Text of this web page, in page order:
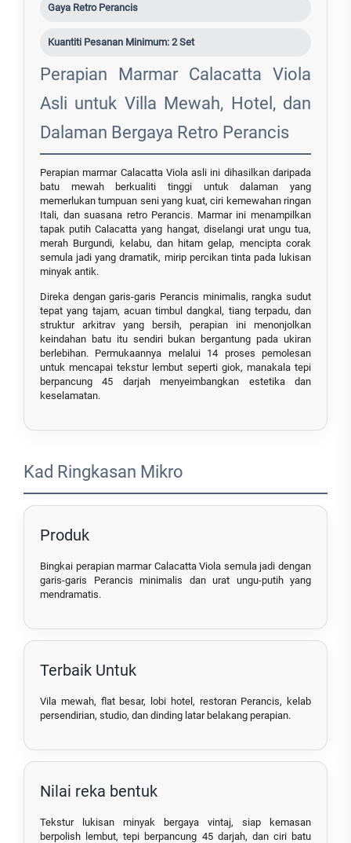
Gaya Retro Perancis
Kuantiti Pesanan Minimum: 2 Set
Perapian Marmar Calacatta Viola
Asli untuk Villa Mewah, Hotel, dan
Dalaman Bergaya Retro Perancis
Perapian marmar Calacatta Viola asli ini dihasilkan daripada
batu mewah berkualiti tinggi untuk dalaman yang
memerlukan tumpuan seni yang kuat, ciri kemewahan ringan
Itali, dan suasana retro Perancis. Marmar ini menampilkan
tapak putih Calacatta yang hangat, diselangi urat ungu tua,
merah Burgundi, kelabu, dan hitam gelap, mencipta corak
semula jadi yang dramatik, mirip percikan tinta pada lukisan
minyak antik.
Direka dengan garis-garis Perancis minimalis, rangka sudut
tepat yang tajam, acuan timbul dangkal, tiang terpadu, dan
struktur arkitrav yang bersih, perapian ini menonjolkan
keindahan batu itu sendiri bukan bergantung pada ukiran
berlebihan. Permukaannya melalui 14 proses pemolesan
untuk mencapai tekstur lembut seperti giok, manakala tepi
berpancung 45 darjah menyeimbangkan estetika dan
keselamatan.
Kad Ringkasan Mikro
Produk
Bingkai perapian marmar Calacatta Viola semula jadi dengan
garis-garis Perancis minimalis dan urat ungu-putih yang
mendramatis.
Terbaik Untuk
Vila mewah, flat besar, lobi hotel, restoran Perancis, kelab
persendirian, studio, dan dinding latar belakang perapian.
Nilai reka bentuk
Tekstur lukisan minyak bergaya vintaj, siap kemasan
berpolish lembut, tepi berpancung 45 darjah, dan ciri batu